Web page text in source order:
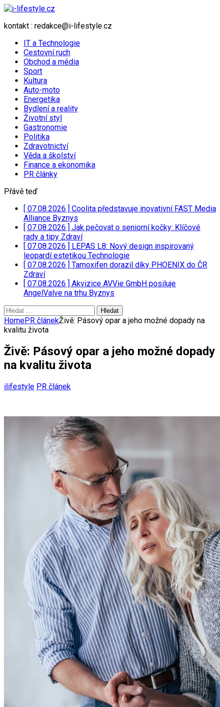
kontakt : redakce@i-lifestyle.cz
IT a Technologie
Cestovní ruch
Obchod a média
Sport
Kultura
Auto-moto
Energetika
Bydlení a reality
Životní styl
Gastronomie
Politika
Zdravotnictví
Věda a školství
Finance a ekonomika
PR články
Přávě teď
[ 07.08.2026 ] Coolita představuje inovativní FAST Media
Alliance Byznys
[ 07.08.2026 ] Jak pečovat o seniorní kočky: Klíčové
rady a tipy Zdraví
[ 07.08.2026 ] LEPAS L8: Nový design inspirovaný
leopardí estetikou Technologie
[ 07.08.2026 ] Tamoxifen dorazil díky PHOENIX do ČR
Zdraví
[ 07.08.2026 ] Akvizice AVVie GmbH posiluje
AngelValve na trhu Byznys
Vyhledávání
HomePR článekŽivě: Pásový opar a jeho možné dopady na
kvalitu života
Živě: Pásový opar a jeho možné dopady
na kvalitu života
ilifestyle PR článek